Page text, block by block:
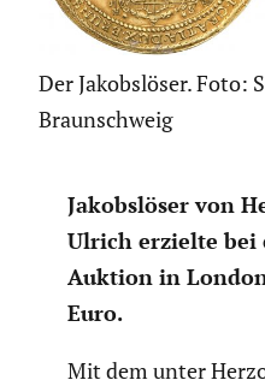
Der Jakobslöser. Foto:
Braunschweig
Jakobs­löser von
Ulrich erzielte bei
Auktion in
Euro.
Mit dem unter